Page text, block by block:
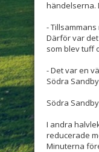
händelserna.
-
Därför var
som blev tuff
- Det var en
Södra
Södra
I andra
reducerade
Minuterna